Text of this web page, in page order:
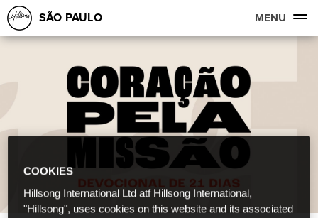
SÃO PAULO MENU
COOKIES
Hillsong International Ltd atf Hillsong International,
"Hillsong", uses cookies on this website and its associated